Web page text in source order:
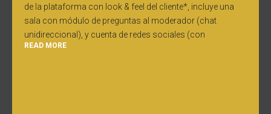
de la plataforma con look & feel del cliente*, incluye una
sala con módulo de preguntas al moderador (chat
unidireccional), y cuenta de redes sociales (con
READ MORE